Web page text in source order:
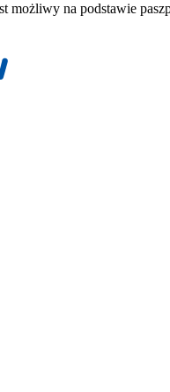
możliwy na podstawie